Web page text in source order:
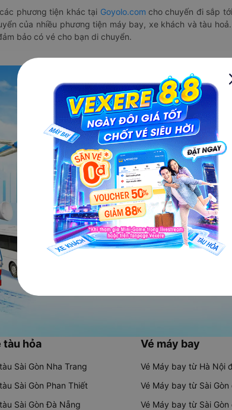
phương tiện khác tại Goyolo.com cho chuyến đi sắp
của nhiều phương tiện máy bay, xe khách và tàu
bảo có vé cho bạn di chuyển.
Ứng dụng đặt vé
Vexere - ứng dụng
cao, 5000+ tuyến
vụ thuê xe máy, xe du
Ứng dụng hiển thị
người dùng so sánh
chóng và phù hợp nhất.
Tải ứng dụng
tàu hỏa
Sài Gòn Nha Trang
Sài Gòn Phan Thiết
Sài Gòn Đà Nẵng
Vé máy bay
Vé Máy bay từ Hà Nội
Vé Máy bay từ Sài Gòn
Vé Máy bay từ Sài Gòn